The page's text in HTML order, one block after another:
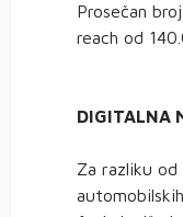
Prosečan
reach od
DIGITALNA
Za razliku od